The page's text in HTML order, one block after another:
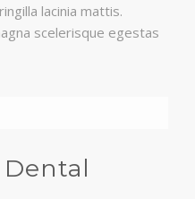
lacinia mattis.
scelerisque egestas